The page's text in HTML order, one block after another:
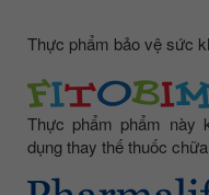
Thực phẩm bảo vệ sức
Thực phẩm phẩm này
dụng thay thế thuốc